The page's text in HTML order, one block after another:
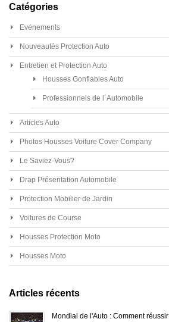
Catégories
Evénements
Nouveautés Protection Auto
Entretien et Protection Auto
Housses Gonflables Auto
Professionnels de l´Automobile
Articles Auto
Photos Housses Voiture Cover Company
Le Saviez-Vous?
Drap Présentation Automobile
Protection Mobilier de Jardin
Voitures de Course
Housses Protection Moto
Housses Moto
Articles récents
Mondial de l'Auto : Comment